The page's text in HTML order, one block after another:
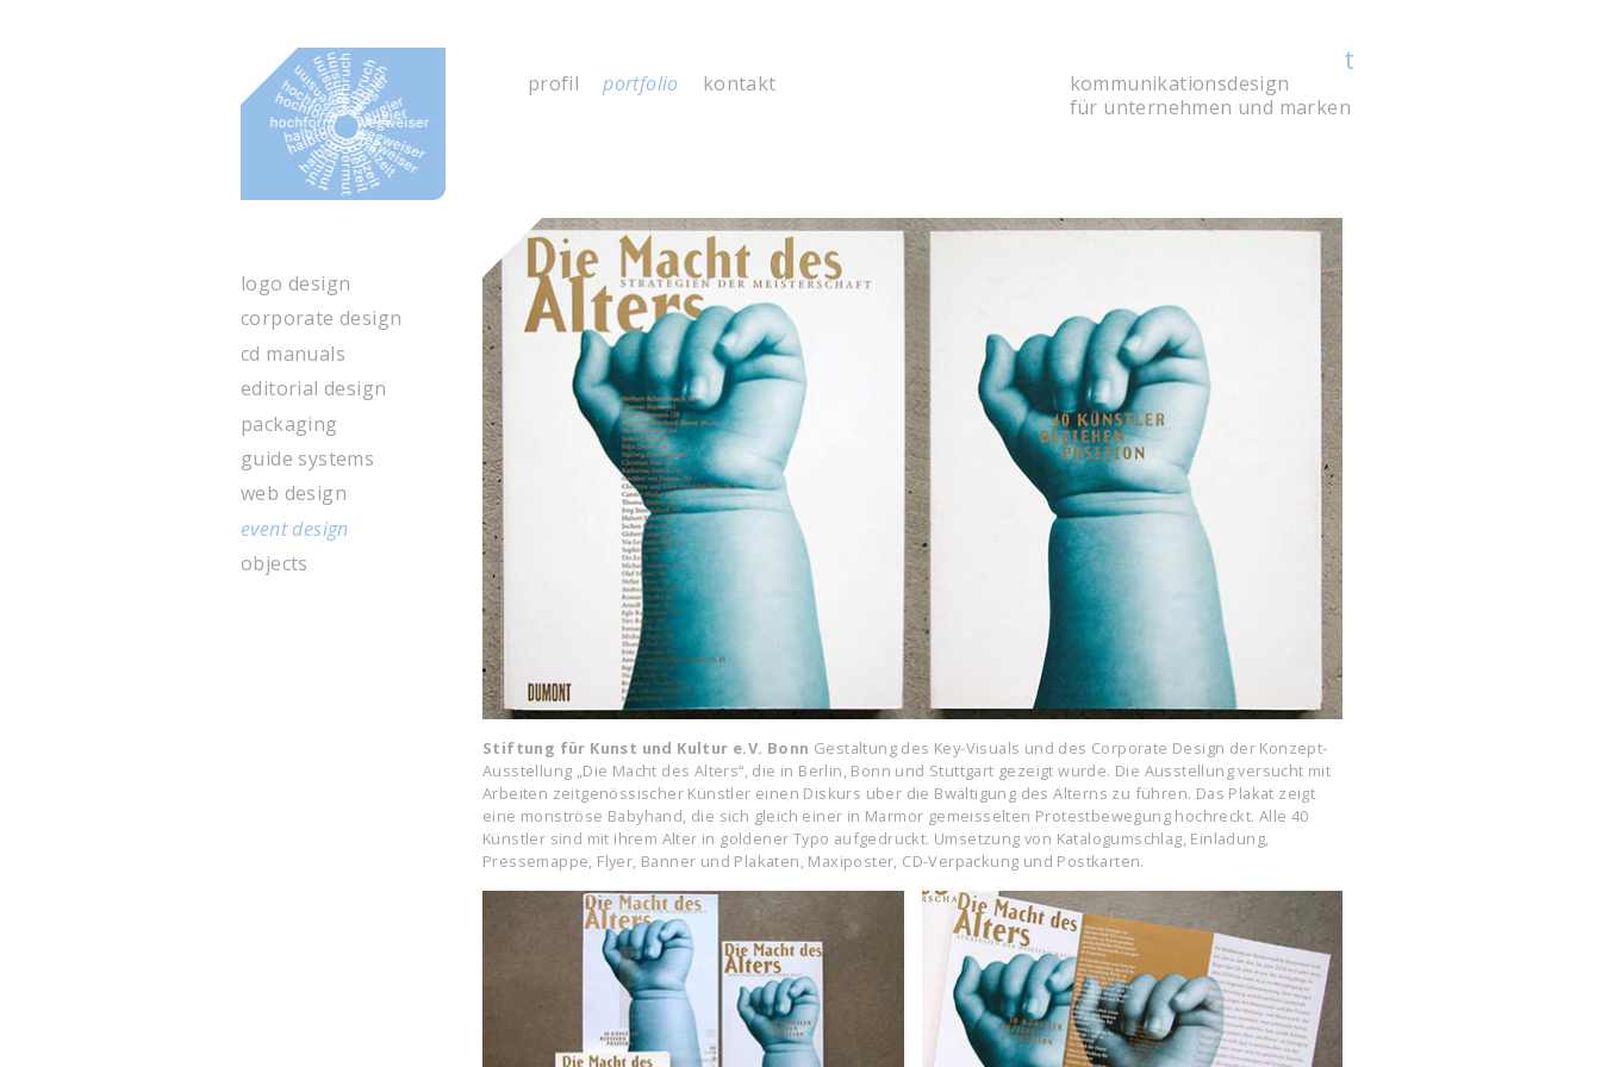
til.design
t
kommunikations­design
für unter­nehmen und marken
profil portfolio kontakt
logo design
corporate design
cd manuals
editorial design
packaging
guide systems
web design
event design
objects
Stiftung für Kunst und Kultur e.V. Bonn Gestaltung des Key-Visuals und des Corporate Design der Konzept-
Ausstellung „Die Macht des Alters“, die in Berlin, Bonn und Stuttgart gezeigt wurde. Die Ausstellung versucht mit
Arbeiten zeitgenössischer Künstler einen Diskurs über die Bwältigung des Alterns zu führen. Das Plakat zeigt
eine monströse Babyhand, die sich gleich einer in Marmor gemeisselten Protestbewegung hochreckt. Alle 40
Künstler sind mit ihrem Alter in goldener Typo aufgedruckt. Umsetzung von Katalogumschlag, Einladung,
Pressemappe, Flyer, Banner und Plakaten, Maxiposter, CD-Verpackung und Postkarten.